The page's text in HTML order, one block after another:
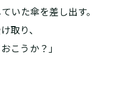
いた傘を差し出す。
取り、
こうか？」